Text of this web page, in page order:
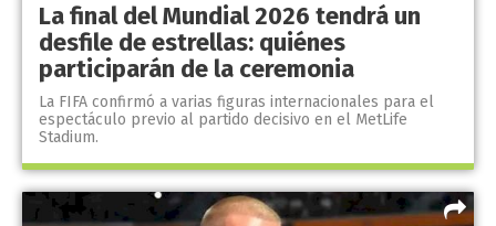
La final del Mundial 2026 tendrá un
desfile de estrellas: quiénes
participarán de la ceremonia
La FIFA confirmó a varias figuras internacionales para el
espectáculo previo al partido decisivo en el MetLife
Stadium.